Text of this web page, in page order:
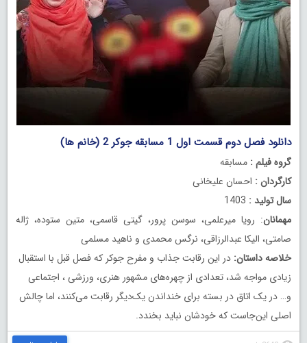
دانلود فصل دوم قسمت اول 1 مسابقه جوکر 2 (خانم ها)
گروه فیلم : مسابقه
کارگردان : احسان علیخانی
سال تولید :
مهمانان: رویا میرعلمی، سوسن پرور، گیتی قاسمی، متین ستوده، ژاله
صامتی، الیکا عبدالرزاقی، نرگس محمدی و ناهید مسلمی
خلاصه داستان: در این رقابت جذاب و مفرح جوکر که فصل قبل با استقبال
زیادی مواجه شد، تعدادی از چهره‌های مشهور هنری، ورزشی ، اجتماعی
و… در یک اتاق در بسته برای ‏خنداندن یک‌دیگر رقابت می‌کنند، اما چالش
اصلی این‌جاست که خودشان نباید بخندد.